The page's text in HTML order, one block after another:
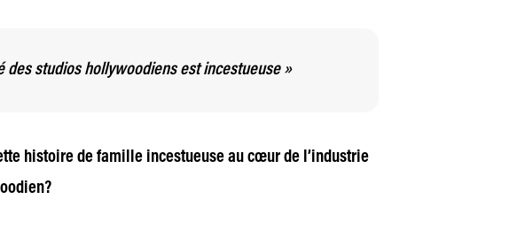
des studios hollywoodiens est incestueuse »
histoire de famille incestueuse au cœur de l’industrie